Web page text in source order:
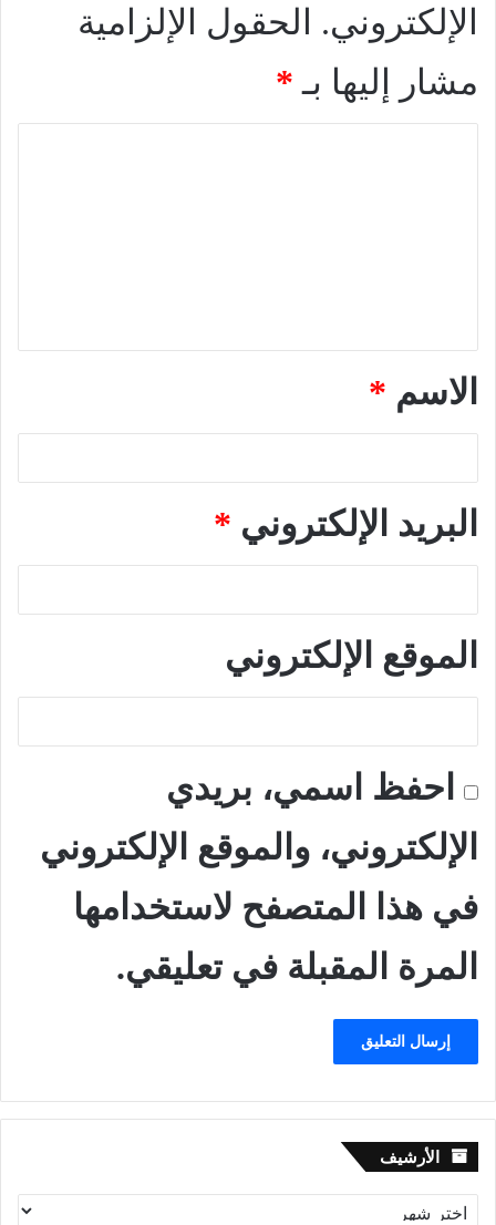
الإلكتروني.
الحقول الإلزامية
مشار إليها بـ *
*الاسم *
البريد الإلكتروني *
الموقع الإلكتروني
احفظ اسمي، بريدي
الإلكتروني، والموقع الإلكتروني
في هذا المتصفح لاستخدامها
المرة المقبلة في تعليقي.
الأرشيف الأرشيف